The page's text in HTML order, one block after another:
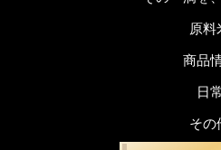
原料
商品
日常
その